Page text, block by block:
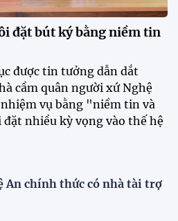
Dàn sao U23 Việt Nam hội quân
trong mưa, sẵn sàng cho chiến
dịch ASIAD 2026
Dàn sao U23 Việt Nam hội quân,
sẵn sàng chinh phục ASIAD